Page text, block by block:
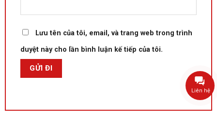
Lưu tên của tôi, email, và trang web trong trình
duyệt này cho lần bình luận kế tiếp của tôi.
Liên hệ